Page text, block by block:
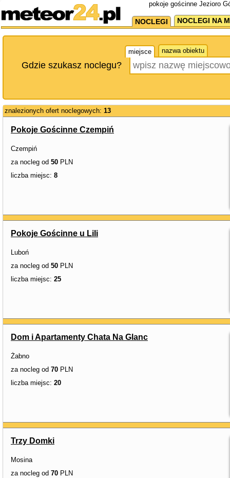
pokoje gościnne Jezioro
NOCLEGI NOCLEGI NA
miejsce nazwa obiektu
Gdzie szukasz noclegu?
znalezionych ofert noclegowych: 13
Pokoje Gościnne Czempiń
Czempiń
za nocleg od 50 PLN
liczba miejsc: 8
Pokoje Gościnne u Lili
Luboń
za nocleg od 50 PLN
liczba miejsc: 25
Dom i Apartamenty Chata Na Glanc
Żabno
za nocleg od 70 PLN
liczba miejsc: 20
Trzy Domki
Mosina
za nocleg od 70 PLN